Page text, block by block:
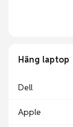
Hãng laptop
Dell
Apple